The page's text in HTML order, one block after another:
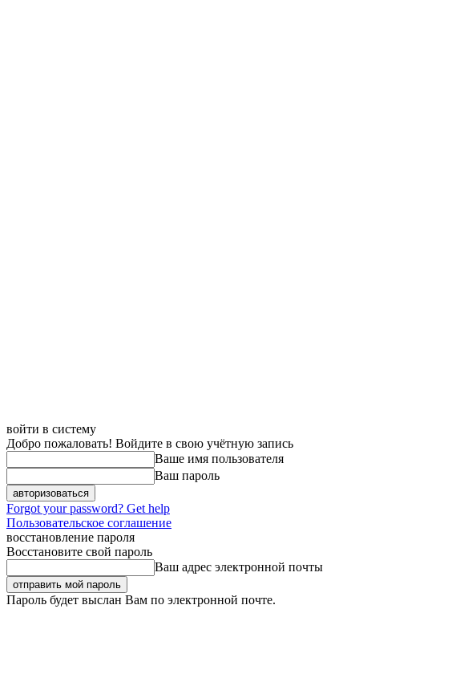
войти в систему
Добро пожаловать! Войдите в свою учётную запись
Ваше имя пользователя
Ваш пароль
Forgot your password? Get help
Пользовательское соглашение
восстановление пароля
Восстановите свой пароль
Ваш адрес электронной почты
Пароль будет выслан Вам по электронной почте.